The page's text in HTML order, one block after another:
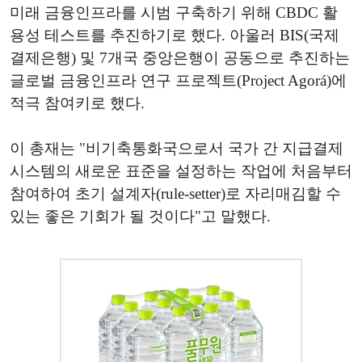
미래 금융인프라를 시범 구축하기 위해 CBDC 활
용성 테스트를 추진하기로 했다. 아울러 BIS(국제
결제은행) 및 7개국 중앙은행이 공동으로 추진하는
글로벌 금융인프라 연구 프로젝트(Project Agorá)에
적극 참여키로 했다.
이 총재는 "비기축통화국으로서 국가 간 지급결제
시스템의 새로운 표준을 설정하는 작업에 처음부터
참여하여 초기 설계자(rule-setter)로 자리매김할 수
있는 좋은 기회가 될 것이다"고 말했다.